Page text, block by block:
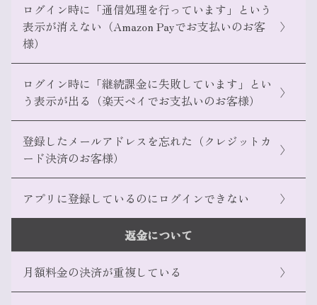
https://www.softbank.jp/support/faq/view/12221
こちら
こちら
こちら
ログイン時に「通信処理を行っています」という
表示が消えない（Amazon Payでお支払いのお客
様）
〉
Amazon Pay サイト
ログイン時に「継続課金に失敗しています」とい
う表示が出る（楽天ペイでお支払いのお客様）
〉
my Rakuten
登録したメールアドレスを忘れた（クレジットカ
ード決済のお客様）
〉
アプリに登録しているのにログインできない 〉
返金について
月額料金の決済が重複している 〉